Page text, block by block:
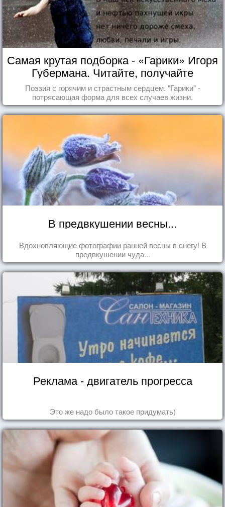
Самая крутая подборка - «Гарики» Игоря
Губермана. Читайте, получайте
удовольствие!
Поэзия с горячим и страстным сердцем. "Гарики" -
потрясающая форма для всех случаев жизни.
В предвкушении весны...
Вдохновляющие фотографии ранней весны в снегу! В
предвкушении чуда...
Реклама - двигатель прогресса
Это же надо было такое придумать)